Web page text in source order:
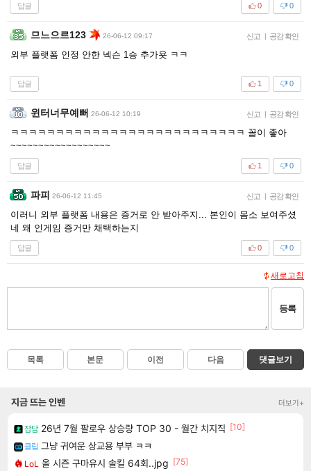
답글 0
0
므느으르123 26-06-12 09:17 신고 | 공감 확인
외부 플랫폼 인정 안한 넥슨 1승 추가욧 ㅋㅋ
답글 0
1
윈터너무예뻐 26-06-12 10:19 신고 | 공감 확인
ㅋㅋㅋㅋㅋㅋㅋㅋㅋㅋㅋㅋㅋㅋㅋㅋㅋㅋㅋㅋㅋㅋㅋㅋㅋㅋ 꼴이 좋아
~~~~~~~~~~~~~~~~~~
답글 0
1
파피 26-06-12 11:45 신고 | 공감 확인
이러니 외부 플랫폼 내용은 증거로 안 받아주지... 본인이 몸소 보여주셨
네 왜 인게임 증거만 채택하는지
답글 0
0
새로고침
등록
목록 본문 이전 다음 댓글보기
지금 뜨는 인벤 더보기+
잡담 26년 7월 팔로우 상승량 TOP 30 - 월간 치지직 [10]
클립 그냥 귀여운 상교용 부부 ㅋㅋ
LoL 올 시즌 구마유시 솔킬 64회..jpg [75]